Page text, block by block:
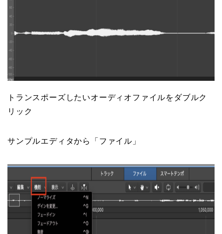
トランスポーズしたいオーディオファイルをダブルク
リック
サンプルエディタから「ファイル」